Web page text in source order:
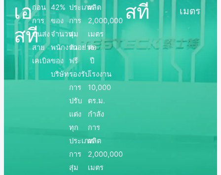
เอ
สที
ก่อน
การ
ขนส่ง
สาย
เคเบิล
42%
ของ
จำนวน
พนักงาน
ของ
บริษัท
ประเภท
การ
สุ่ม
ตัวอย่าง
ฟรี
รองรับ
การ
ปรับ
แต่ง
ทุก
ประเภท
การ
สุ่ม
ผลิต
2,000,000
เมตร
ต่อ
ปี
โรงงาน
10,000
ตร.ม.
กำลัง
การ
ผลิต
2,000,000
เมตร
สที
เมตร